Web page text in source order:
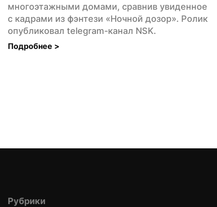
многоэтажными домами, сравнив увиденное
с кадрами из фэнтези «Ночной дозор». Ролик
опубликовал telegram-канал NSK.
Подробнее >
Рубрики